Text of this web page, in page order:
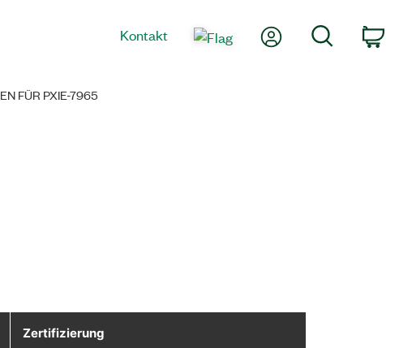
Kontakt Mein KontoSuche
FÜR PXIE-7965
Zertifizierung